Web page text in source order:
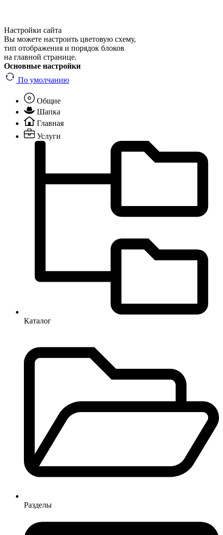
Настройки сайта
Вы можете настроить цветовую схему,
тип отображения и порядок блоков
на главной странице.
Основные настройки
По умолчанию
Общие
Шапка
Главная
Услуги
Каталог
Разделы